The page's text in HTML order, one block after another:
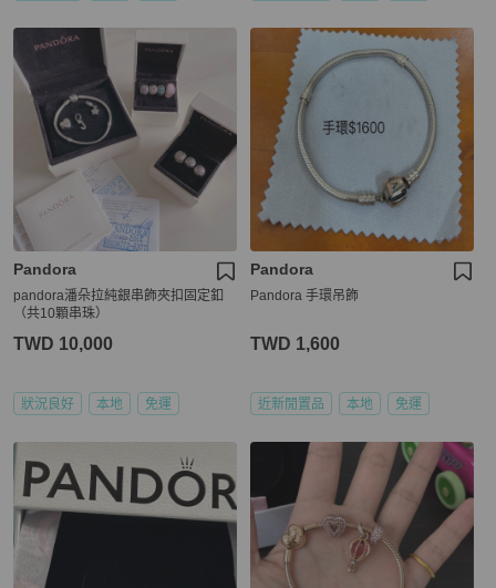
Pandora
pandora潘朵拉純銀串飾夾扣固定釦
（共10顆串珠）
TWD 10,000
狀況良好 本地 免運
Pandora
Pandora 手環吊飾
TWD 1,600
近新閒置品 本地 免運